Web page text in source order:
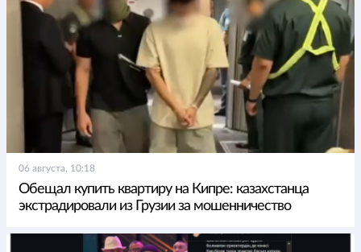
06 августа, 10:18
Обещал купить квартиру на Кипре: казахстанца
экстрадировали из Грузии за мошенничество